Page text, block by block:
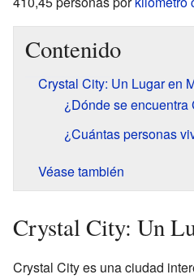
Contenido
Crystal City: Un Lugar en
¿Dónde se encuentra
¿Cuántas personas
Véase también
Crystal City: Un
Crystal City es una ciudad